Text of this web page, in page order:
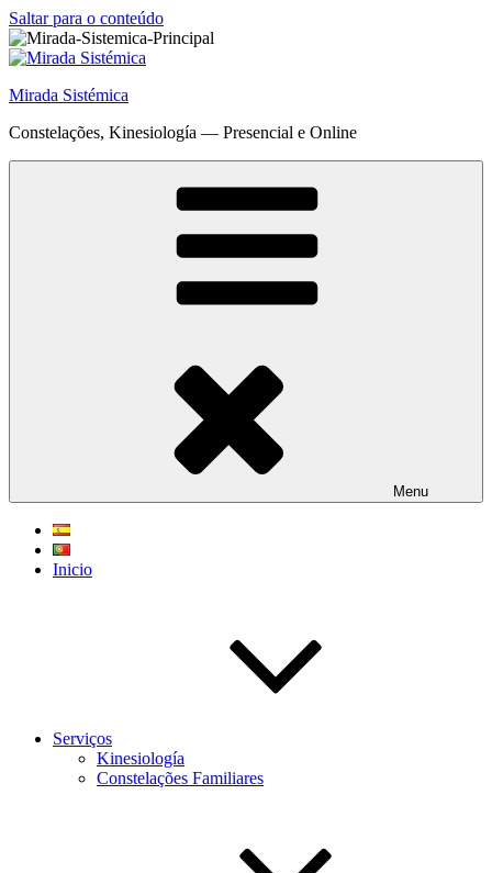
Saltar para o conteúdo
Mirada Sistémica
Constelações, Kinesiología — Presencial e Online
Menu
Inicio
Serviços
Kinesiología
Constelações Familiares